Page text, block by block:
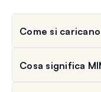
Come si
Cosa significa